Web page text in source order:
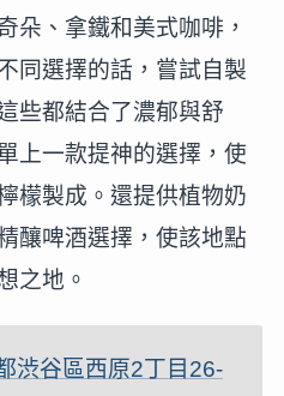
朵、拿鐵和美式咖啡，
同選擇的話，嘗試自製
些都結合了濃郁與舒
上一款提神的選擇，使
檬製成。還提供植物奶
釀啤酒選擇，使該地點
之地。
渋谷區西原2丁目26-